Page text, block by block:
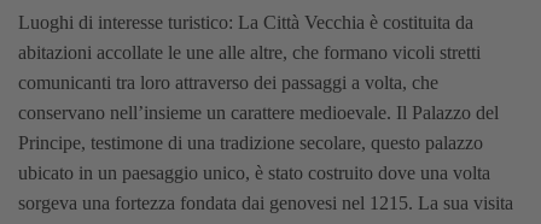
Luoghi di interesse turistico: La Città Vecchia è costituita da
abitazioni accollate le une alle altre, che formano vicoli stretti
comunicanti tra loro attraverso dei passaggi a volta, che
conservano nell’insieme un carattere medioevale. Il Palazzo del
Principe, testimone di una tradizione secolare, questo palazzo
ubicato in un paesaggio unico, è stato costruito dove una volta
sorgeva una fortezza fondata dai genovesi nel 1215. La sua visita